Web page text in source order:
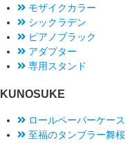
モザイクカラー
シックラデン
ピアノブラック
アダプター
専用スタンド
KUNOSUKE
ロールペーパーケース
至福のタンブラー舞桜